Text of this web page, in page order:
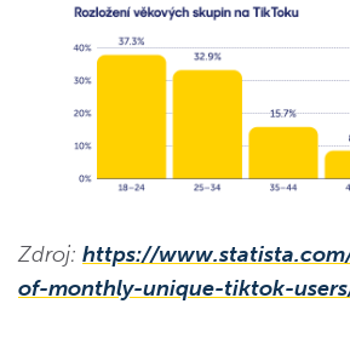
Zdroj: https://
of-monthly-unique-tiktok-